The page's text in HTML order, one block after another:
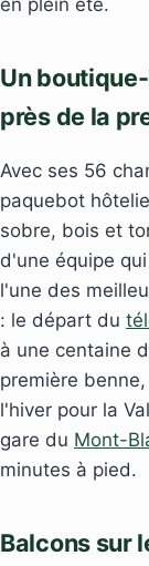
Un
près de la
Avec ses 56
paquebot
sobre, bois et
d'une équipe
l'une des
: le départ du
à une centaine
première
l'hiver pour la
gare du Mont-
minutes à pied.
Balcons sur